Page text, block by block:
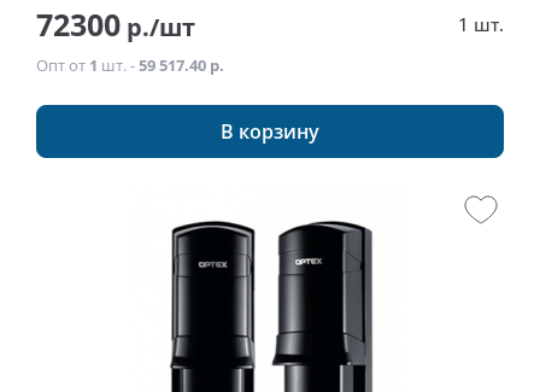
72300 р./шт 1 шт.
Опт от 1 шт. -59 517.40 р.
В корзину